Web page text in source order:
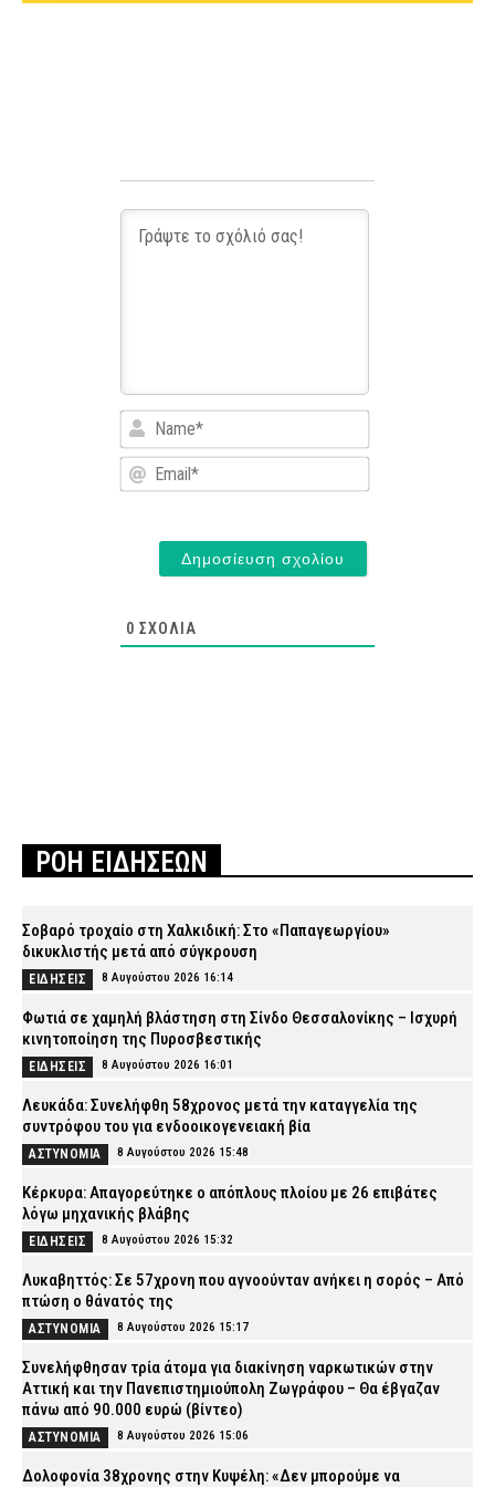
Name*
Email*
0 ΣΧΌΛΙΑ
ΡΟΗ ΕΙΔΗΣΕΩΝ
Σοβαρό τροχαίο στη Χαλκιδική: Στο «Παπαγεωργίου»
δικυκλιστής μετά από σύγκρουση
ΕΙΔΗΣΕΙΣ 8 Αυγούστου 2026 16:14
Φωτιά σε χαμηλή βλάστηση στη Σίνδο Θεσσαλονίκης – Ισχυρή
κινητοποίηση της Πυροσβεστικής
ΕΙΔΗΣΕΙΣ 8 Αυγούστου 2026 16:01
Λευκάδα: Συνελήφθη 58χρονος μετά την καταγγελία της
συντρόφου του για ενδοοικογενειακή βία
ΑΣΤΥΝΟΜΙΑ 8 Αυγούστου 2026 15:48
Κέρκυρα: Απαγορεύτηκε ο απόπλους πλοίου με 26 επιβάτες
λόγω μηχανικής βλάβης
ΕΙΔΗΣΕΙΣ 8 Αυγούστου 2026 15:32
Λυκαβηττός: Σε 57χρονη που αγνοούνταν ανήκει η σορός – Από
πτώση ο θάνατός της
ΑΣΤΥΝΟΜΙΑ 8 Αυγούστου 2026 15:17
Συνελήφθησαν τρία άτομα για διακίνηση ναρκωτικών στην
Αττική και την Πανεπιστημιούπολη Ζωγράφου – Θα έβγαζαν
πάνω από 90.000 ευρώ (βίντεο)
ΑΣΤΥΝΟΜΙΑ 8 Αυγούστου 2026 15:06
Δολοφονία 38χρονης στην Κυψέλη: «Δεν μπορούμε να